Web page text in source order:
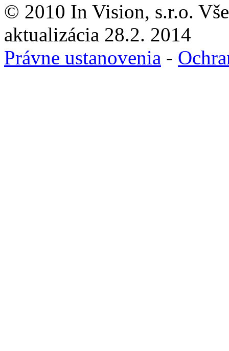
© 2010 In Vision, s.r.o.
aktualizácia 28.2. 2014
Právne ustanovenia -